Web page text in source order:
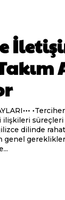
iletişim ajansı geçmişi
dilinde
gerekliklerini